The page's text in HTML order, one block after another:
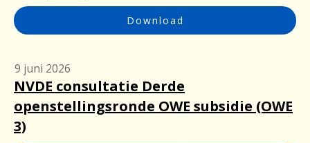
Download
9 juni 2026
NVDE consultatie Derde
openstellingsronde OWE subsidie (OWE
3)